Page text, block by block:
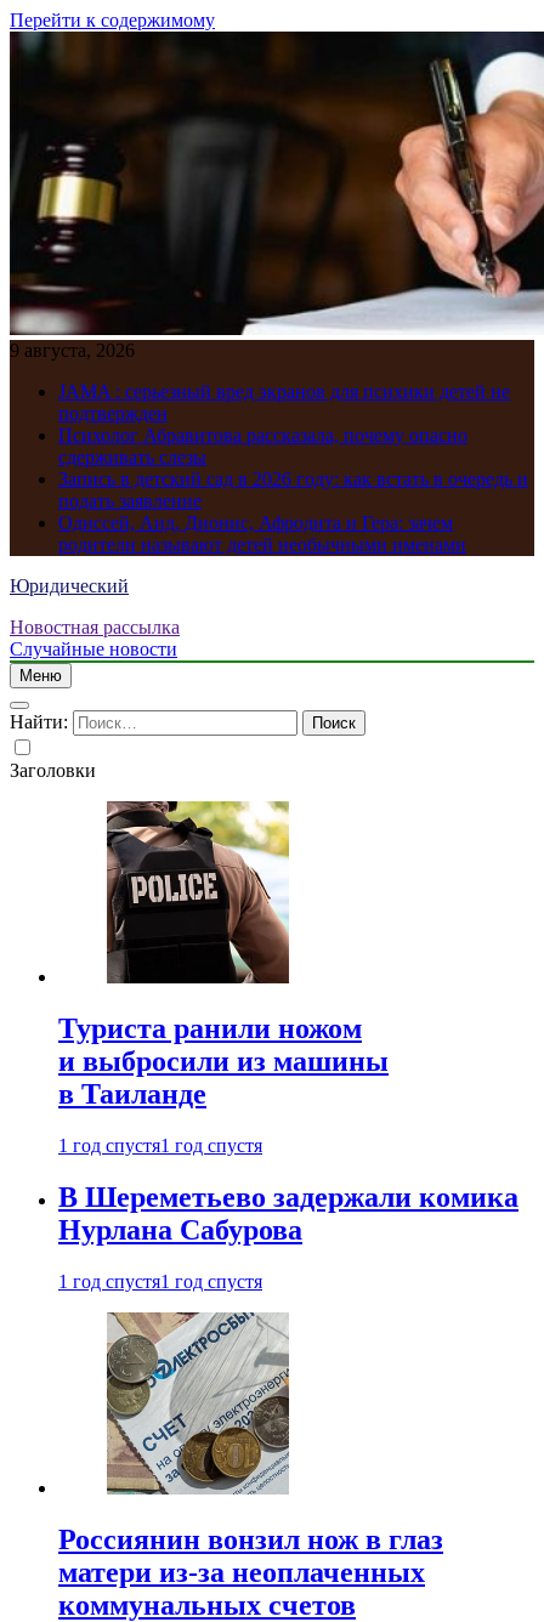
Перейти к содержимому
9 августа, 2026
JAMA : серьезный вред экранов для психики детей не
подтвержден
Психолог Абравитова рассказала, почему опасно
сдерживать слезы
Запись в детский сад в 2026 году: как встать в очередь и
подать заявление
Одиссей, Аид, Дионис, Афродита и Гера: зачем
родители называют детей необычными именами
Юридический
Новостная рассылка
Случайные новости
Меню
Найти:
Заголовки
Туриста ранили ножом
и выбросили из машины
в Таиланде
1 год спустя1 год спустя
В Шереметьево задержали комика
Нурлана Сабурова
1 год спустя1 год спустя
Россиянин вонзил нож в глаз
матери из-за неоплаченных
коммунальных счетов